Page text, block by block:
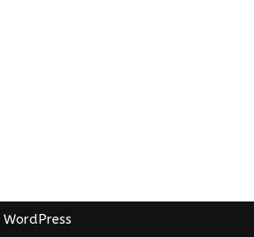
WordPress